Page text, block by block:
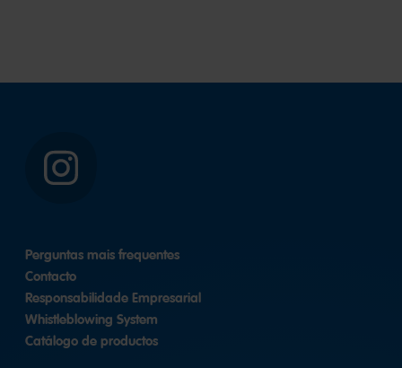
Instagram
Perguntas mais frequentes
Contacto
Responsabilidade Empresarial
Whistleblowing System
Catálogo de productos